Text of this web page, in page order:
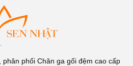
phân phối Chăn ga gối đệm cao cấp